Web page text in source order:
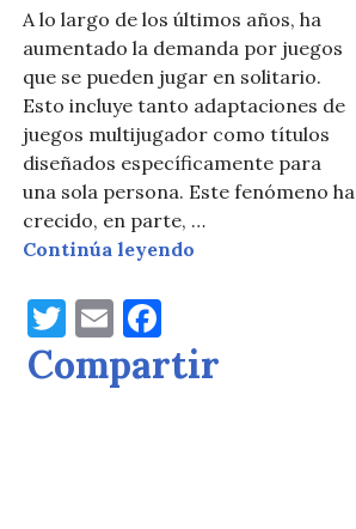
A lo largo de los últimos años, ha
aumentado la demanda por juegos
que se pueden jugar en solitario.
Esto incluye tanto adaptaciones de
juegos multijugador como títulos
diseñados específicamente para
una sola persona. Este fenómeno ha
crecido, en parte, …
Continúa leyendo
T
w
it
E
m
ai
a
c
Compartir